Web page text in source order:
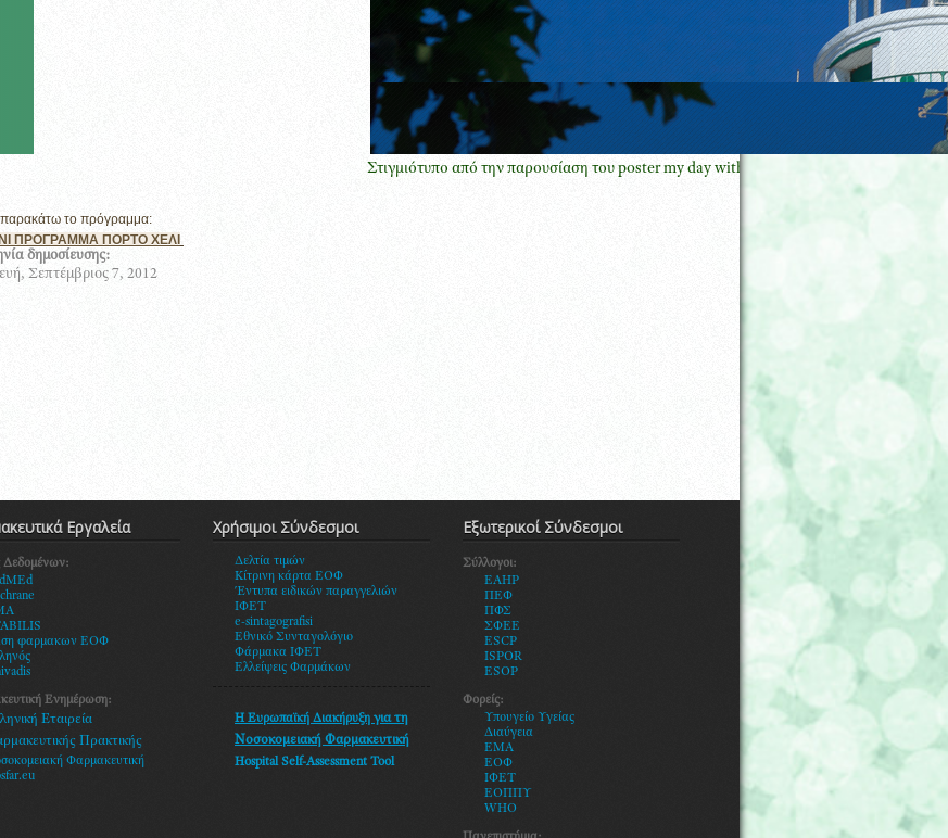
Στιγμιότυπο από την παρουσίαση του poster my day with oncology pharmacy GREECE με τον
παρακάτω το πρόγραμμα:
ΠΡΟΓΡΑΜΜΑ ΠΟΡΤΟ ΧΕΛΙ
δημοσίευσης:
Σεπτέμβριος 7, 2012
Εργαλεία
Δεδομένων:
φαρμακων ΕΟΦ
Ενημέρωση:
Εταιρεία
Πρακτικής
Φαρμακευτική
Χρήσιμοι Σύνδεσμοι
Δελτία τιμών
Κίτρινη κάρτα ΕΟΦ
Έντυπα ειδικών παραγγελιών
ΙΦΕΤ
e-sintagografisi
Εθνικό Συνταγολόγιο
Φάρμακα ΙΦΕΤ
Ελλείψεις Φαρμάκων
Η Ευρωπαϊκή Διακήρυξη για τη
Νοσοκομειακή Φαρμακευτική
Hospital Self-Assessment Tool
Εξωτερικοί Σύνδεσμοι
Σύλλογοι:
EAHP
ΠΕΦ
ΠΦΣ
ΣΦΕΕ
ESCP
ISPOR
ESOP
Φορείς:
Υπουγείο Υγείας
Διαύγεια
ΕΜΑ
ΕΟΦ
ΙΦΕΤ
ΕΟΠΠΥ
WHO